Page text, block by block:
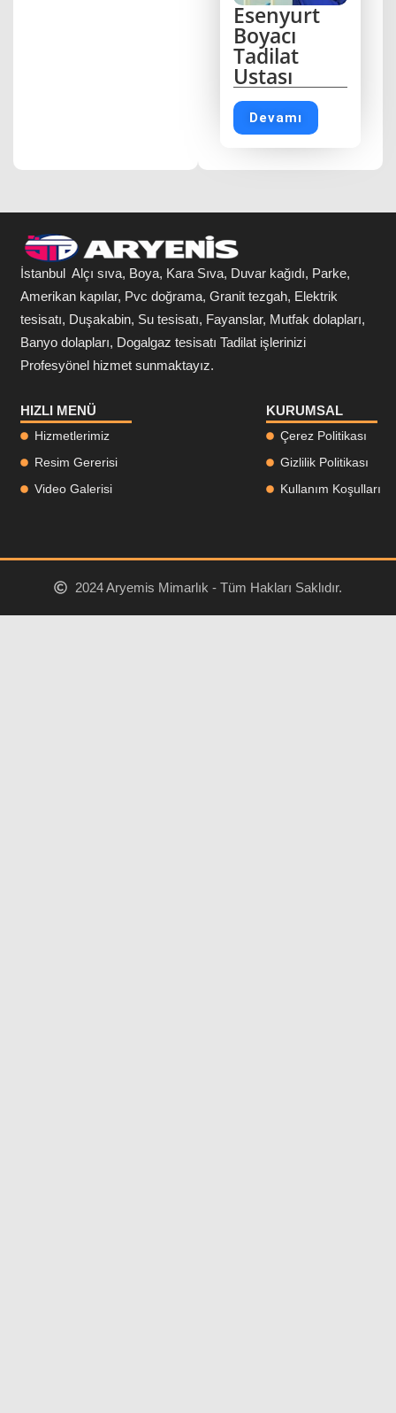
Esenyurt
Boyacı
Tadilat
Ustası
Devamı
İstanbul Alçı sıva, Boya, Kara Sıva, Duvar kağıdı, Parke,
Amerikan kapılar, Pvc doğrama, Granit tezgah, Elektrik
tesisatı, Duşakabin, Su tesisatı, Fayanslar, Mutfak dolapları,
Banyo dolapları, Dogalgaz tesisatı Tadilat işlerinizi
Profesyönel hizmet sunmaktayız.
HIZLI MENÜ
Hizmetlerimiz
Resim Gererisi
Video Galerisi
KURUMSAL
Çerez Politikası
Gizlilik Politikası
Kullanım Koşulları
2024 Aryemis Mimarlık - Tüm Hakları Saklıdır.